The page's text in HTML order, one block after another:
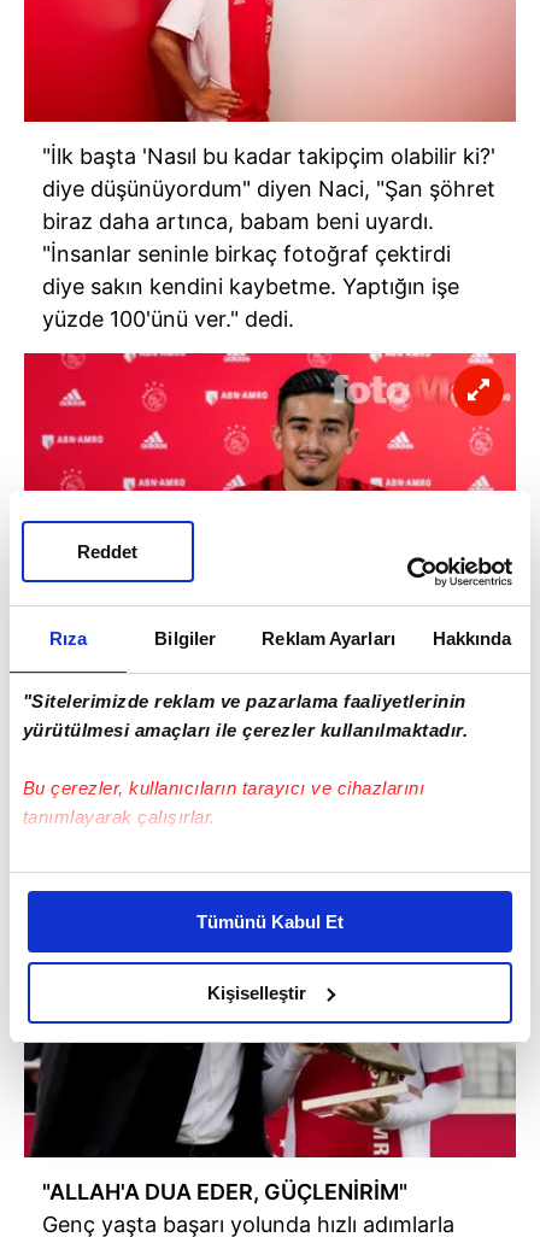
Rıza Bilgiler Reklam Ayarları Hakkında
"Sitelerimizde reklam ve pazarlama faaliyetlerinin
yürütülmesi amaçları ile çerezler kullanılmaktadır.
Bu çerezler, kullanıcıların tarayıcı ve cihazlarını
tanımlayarak çalışırlar.
Bu çerezlere izin vermeniz halinde sizlere özel
daha iyi reklam deneyimi yaşatabiliriz. Bunu yaparken
amacımızın size daha iyi bir reklam deneyimi sunmak
olduğunu ve sizlere en iyi içerikleri sunabilmek adına
elimizden gelen çabayı gösterdiğimizi ve bu noktada,
reklamların maliyetlerimizi karşılamak noktasında tek gelir
kalemimiz olduğunu sizlere hatırlatmak isteriz.
Her halükârda, kullanıcılar, bu çerezlere izin vermedikleri
takdirde, kullanıcılara hedefli reklamlar
gösterilmeyecektir."
Tümünü Kabul Et
Kişiselleştir
Reddet
"İlk başta 'Nasıl bu kadar takipçim olabilir ki?'
diye düşünüyordum" diyen Naci, "Şan şöhret
biraz daha artınca, babam beni uyardı.
"İnsanlar seninle birkaç fotoğraf çektirdi
diye sakın kendini kaybetme. Yaptığın işe
yüzde 100'ünü ver." dedi.
Ondan beri, biraz daha ayık bir gencim. Bir
anda değişecek değilim. Ben böyle biri
dile getirdi.
"ALLAH'A DUA EDER, GÜÇLENİRİM"
Genç yaşta başarı yolunda hızlı adımlarla